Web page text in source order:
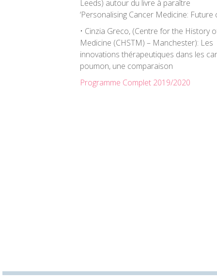
Leeds) autour du livre à paraître
‘Personalising Cancer Medicine: Future
• Cinzia Greco, (Centre for the History
Medicine (CHSTM) – Manchester): Les
innovations thérapeutiques dans les
poumon, une comparaison
Programme Complet 2019/2020